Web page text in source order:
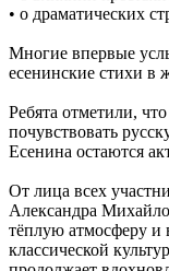
• о драматических
Многие впервые
есенинские стихи
Ребята отметили,
почувствовать
Есенина остаются
От лица всех
Александра
тёплую атмосферу и
классической